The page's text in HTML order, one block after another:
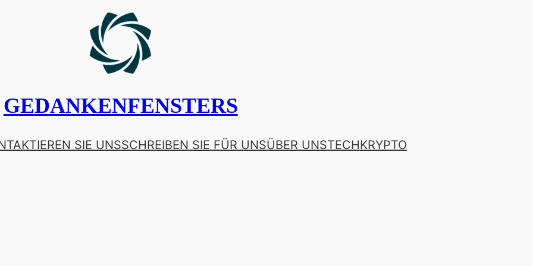
GEDANKENFENSTERS
SIE UNSSCHREIBEN SIE FÜR UNSÜBER UNSTECHKRYPTO